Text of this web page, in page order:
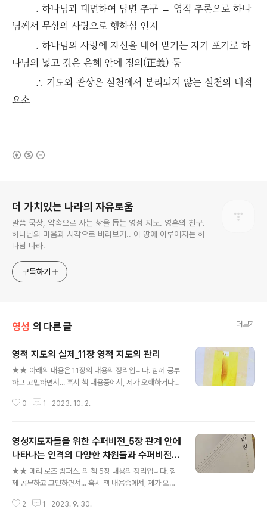
. 하나님과 대면하여 답변 추구 → 영적 추론으로 하나
님께서 무상의 사랑으로 행하심 인지
. 하나님의 사랑에 자신을 내어 맡기는 자기 포기로 하
나님의 넓고 깊은 은혜 안에 정의(正義) 둠
∴ 기도와 관상은 실천에서 분리되지 않는 실천의 내적
요소
더 가치있는 나라의 자유로움
말씀 묵상, 약속으로 사는 삶을 돕는 영성 지도. 영혼의 친구.
하나님의 마음과 시각으로 바라보기.. 이 땅에 이루어지는 하
나님 나라.
구독하기
영성 의 다른 글 더보기
영적 지도의 실제_11장 영적 지도의 관리
★★ 아래의 내용은 11장의 내용의 정리입니다. 함께 공부
하고 고민하면서... 혹시 책 내용중에서, 제가 오해하거나
적 지도의 관리 영적 지도는 피지도자가 하나님과의 관계
나 약해 질수도 있다. 이런 변화들은 의식 성찰을 통해 의도
적으로 선택 할 수도 있지만 대부분은 그 원인을 인식하지
못 한 채 변화가 발생한다. 영적 지도자는 피지도자와의 관
계를 위해 많은 노력을 하는데 그중의 하나가 관리이다. 영
성지도에서 ‘관리’는 영신수련에서도 언급되고 있지만 검
토나 조직적 발전이 없었다. 심리나 정신분석학 분야의 관
0 1 2023. 10. 2.
영성지도자들을 위한 수퍼비전_5장 관계 안에
나타나는 인격의 다양한 차원들과 수퍼비전
실습 (2/2)
★★ 메리 로즈 범퍼스. 의 책 5장 내용의 정리입니다. 함
께 공부하고 고민하면서... 혹시 책 내용중에서, 제가 오해
5장 관계 안에 나타나는 인격의 다양한 차원들과 수퍼비전
2 1 2023. 9. 30.